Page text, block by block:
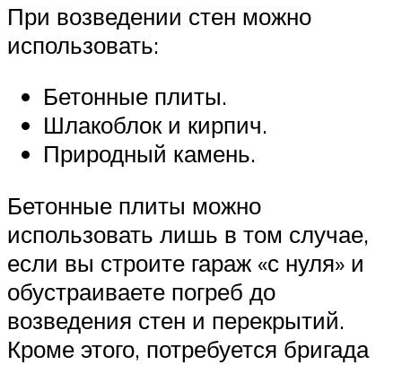
При возведении стен можно
использовать:
Бетонные плиты.
Шлакоблок и кирпич.
Природный камень.
Бетонные плиты можно
использовать лишь в том случае,
если вы строите гараж «с нуля» и
обустраиваете погреб до
возведения стен и перекрытий.
Кроме этого, потребуется бригада